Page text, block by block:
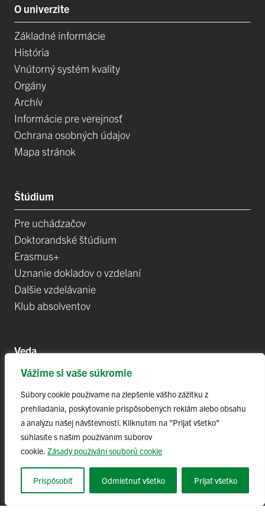
Vážime si vaše súkromie
Súbory cookie používame na zlepšenie vášho zážitku z
prehliadania, poskytovanie prispôsobených reklám alebo obsahu
a analýzu našej návštevnosti. Kliknutím na "Prijať všetko"
súhlasíte s naším používaním súborov
cookie. Zásady používání souborů cookie
Prispôsobiť Odmietnuť všetko Prijať všetko
O univerzite
Základné informácie
História
Vnútorný systém kvality
Orgány
Archív
Informácie pre verejnosť
Ochrana osobných údajov
Mapa stránok
Štúdium
Pre uchádzačov
Doktorandské štúdium
Erasmus+
Uznanie dokladov o vzdelaní
Dalšie vzdelávanie
Klub absolventov
Veda
Postdoktorandské pozíce
Projekty
Špičkové tímy
TIP-UPJŠ
Vedecké parky
Evidencia publikačnej činnosti
Habilitačné a vymenúvacie konania